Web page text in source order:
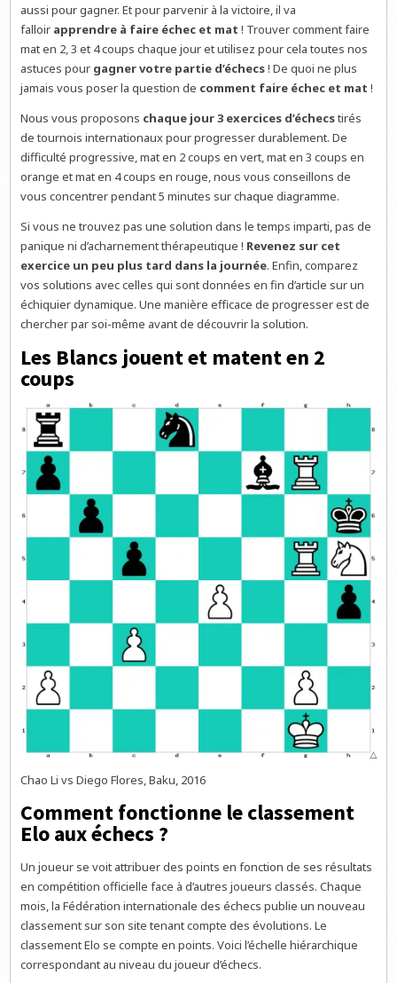
aussi pour gagner. Et pour parvenir à la victoire, il va
falloir apprendre à faire échec et mat ! Trouver comment faire
mat en 2, 3 et 4 coups chaque jour et utilisez pour cela toutes nos
astuces pour gagner votre partie d’échecs! De quoi ne plus
jamais vous poser la question de comment faire échec et mat !
Nous vous proposons chaque jour 3 exercices d’échecstirés
de tournois internationaux pour progresser durablement. De
difficulté progressive, mat en 2 coups en vert, mat en 3 coups en
orange et mat en 4 coups en rouge, nous vous conseillons de
vous concentrer pendant 5 minutes sur chaque diagramme.
Si vous ne trouvez pas une solution dans le temps imparti, pas de
panique ni d’acharnement thérapeutique ! Revenez sur cet
exercice un peu plus tard dans la journée. Enfin, comparez
vos solutions avec celles qui sont données en fin d’article sur un
échiquier dynamique. Une manière efficace de progresser est de
chercher par soi-même avant de découvrir la solution.
Les Blancs jouent et matent en 2
coups
Chao Li vs Diego Flores, Baku, 2016
Comment fonctionne le classement
Elo aux échecs ?
Un joueur se voit attribuer des points en fonction de ses résultats
en compétition officielle face à d’autres joueurs classés. Chaque
mois, la Fédération internationale des échecs publie un nouveau
classement sur son site tenant compte des évolutions. Le
classement Elo se compte en points. Voici l’échelle hiérarchique
correspondant au niveau du joueur d’échecs.